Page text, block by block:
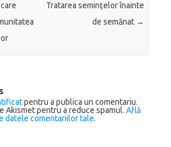
Tratarea semințelor înainte
de semănat →
pentru a publica un comentariu.
Akismet pentru a reduce spamul. Află
datele comentariilor tale.